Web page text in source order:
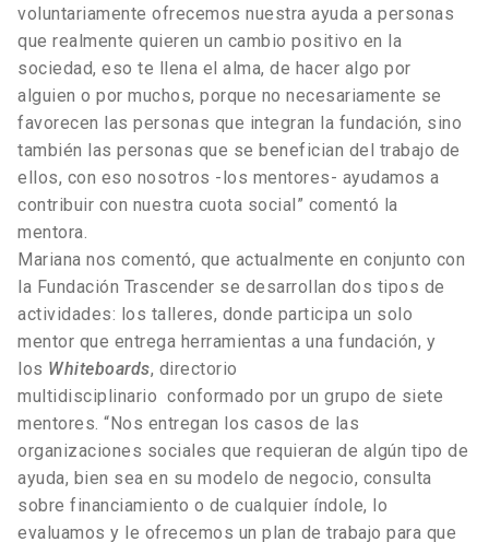
voluntariamente ofrecemos nuestra ayuda a personas
que realmente quieren un cambio positivo en la
sociedad, eso te llena el alma, de hacer algo por
alguien o por muchos, porque no necesariamente se
favorecen las personas que integran la fundación, sino
también las personas que se benefician del trabajo de
ellos, con eso nosotros -los mentores- ayudamos a
contribuir con nuestra cuota social” comentó la
mentora.
Mariana nos comentó, que actualmente en conjunto con
la Fundación Trascender se desarrollan dos tipos de
actividades: los talleres, donde participa un solo
mentor que entrega herramientas a una fundación, y
los Whiteboards, directorio
multidisciplinario conformado por un grupo de siete
mentores. “Nos entregan los casos de las
organizaciones sociales que requieran de algún tipo de
ayuda, bien sea en su modelo de negocio, consulta
sobre financiamiento o de cualquier índole, lo
evaluamos y le ofrecemos un plan de trabajo para que